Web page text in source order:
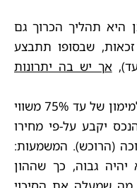
היא תהליך הכרוך גם
שבסופו תתבצע
אך יש בה יתרונות
משכנתא למחיר למשתכן תינתן למימון של עד 75% משווי
יקבע על-פי מחירו
(הרוכש). המשמעות:
גבוה, כך שההון